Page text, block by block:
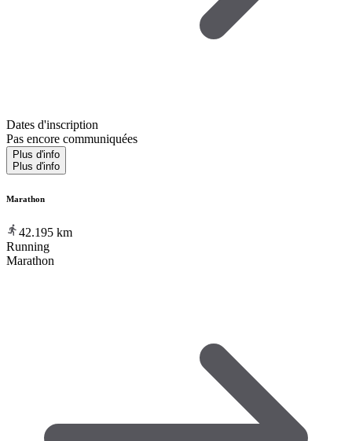
Dates d'inscription
Pas encore communiquées
Plus d'info
Plus d'info
Marathon
42.195 km
Running
Marathon